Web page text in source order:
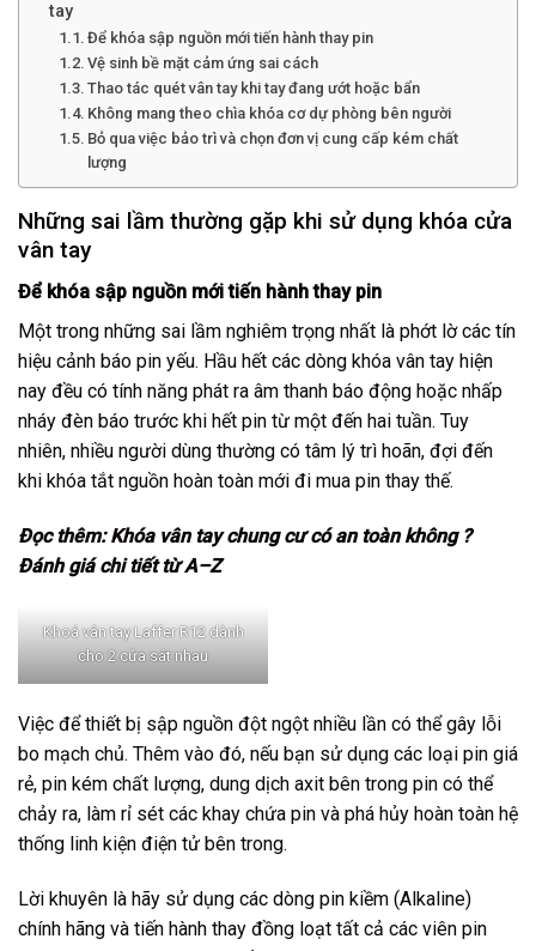
tay
Để khóa sập nguồn mới tiến hành thay pin
Vệ sinh bề mặt cảm ứng sai cách
Thao tác quét vân tay khi tay đang ướt hoặc bẩn
Không mang theo chìa khóa cơ dự phòng bên người
Bỏ qua việc bảo trì và chọn đơn vị cung cấp kém chất
lượng
Những sai lầm thường gặp khi sử dụng khóa cửa
vân tay
Để khóa sập nguồn mới tiến hành thay pin
Một trong những sai lầm nghiêm trọng nhất là phớt lờ các tín
hiệu cảnh báo pin yếu. Hầu hết các dòng khóa vân tay hiện
nay đều có tính năng phát ra âm thanh báo động hoặc nhấp
nháy đèn báo trước khi hết pin từ một đến hai tuần. Tuy
nhiên, nhiều người dùng thường có tâm lý trì hoãn, đợi đến
khi khóa tắt nguồn hoàn toàn mới đi mua pin thay thế.
Đọc thêm:Khóa vân tay chung cư có an toàn không ?
Đánh giá chi tiết từ A–Z
Khoá vân tay Laffer R12 dành
cho 2 cửa sát nhau
Việc để thiết bị sập nguồn đột ngột nhiều lần có thể gây lỗi
bo mạch chủ. Thêm vào đó, nếu bạn sử dụng các loại pin giá
rẻ, pin kém chất lượng, dung dịch axit bên trong pin có thể
chảy ra, làm rỉ sét các khay chứa pin và phá hủy hoàn toàn hệ
thống linh kiện điện tử bên trong.
Lời khuyên là hãy sử dụng các dòng pin kiềm (Alkaline)
chính hãng và tiến hành thay đồng loạt tất cả các viên pin